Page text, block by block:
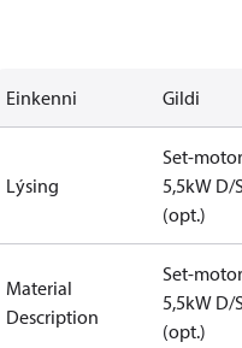
Einkenni Gildi
Lýsing
Set-motor
5,5kW D/
(opt.)
Material
Description
Set-motor
5,5kW D/
(opt.)